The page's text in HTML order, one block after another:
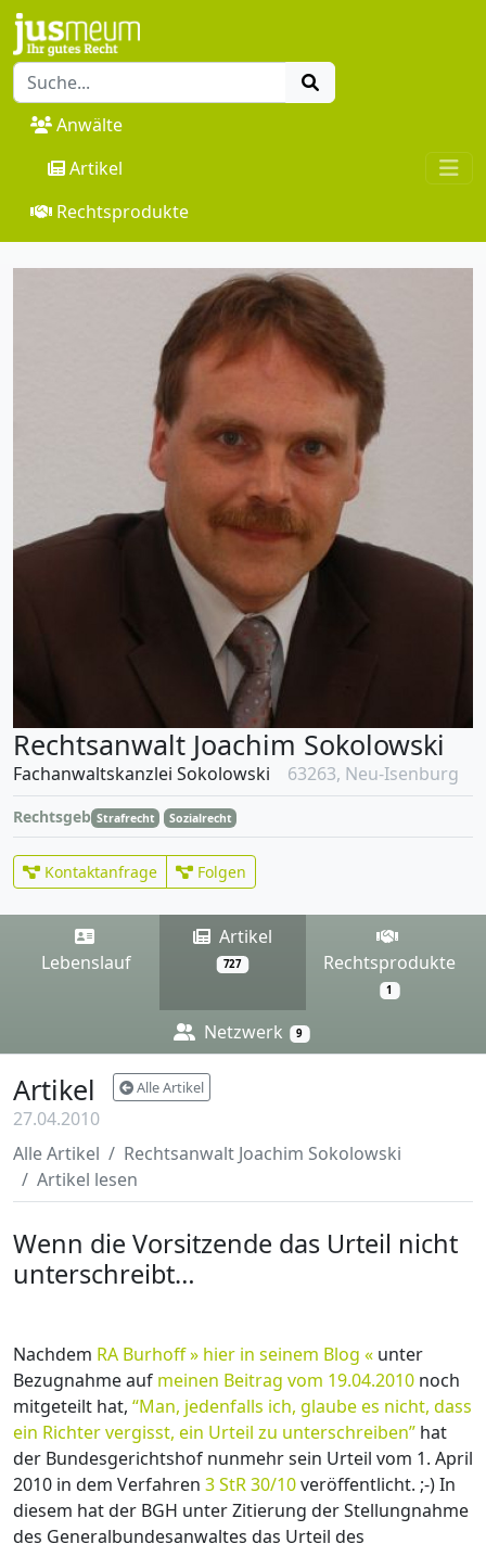
Anwälte
Artikel
Rechtsprodukte
Rechtsanwalt Joachim Sokolowski
Fachanwaltskanzlei Sokolowski 63263, Neu-Isenburg
RechtsgebieteStrafrecht Sozialrecht
Kontaktanfrage Folgen
Lebenslauf
Artikel
727 Rechtsprodukte
1
Netzwerk 9
Artikel Alle Artikel
27.04.2010
Alle Artikel
Rechtsanwalt Joachim Sokolowski
Artikel lesen
Wenn die Vorsitzende das Urteil nicht
unterschreibt…
Nachdem RA Burhoff» hier in seinem Blog « unter
Bezugnahme auf meinen Beitrag vom 19.04.2010 noch
mitgeteilt hat, “Man, jedenfalls ich, glaube es nicht, dass
ein Richter vergisst, ein Urteil zu unterschreiben” hat
der Bundesgerichtshof nunmehr sein Urteil vom 1. April
2010 in dem Verfahren 3 StR 30/10veröffentlicht. ;-) In
diesem hat der BGH unter Zitierung der Stellungnahme
des Generalbundesanwaltes das Urteil des